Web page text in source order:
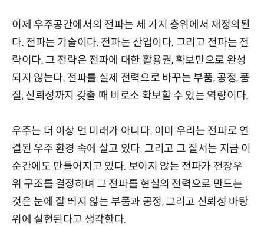
이제 우주공간에서의 전파는 세 가지 층위에서 재정의된
다. 전파는 기술이다. 전파는 산업이다. 그리고 전파는 전
략이다. 그 전략은 전파에 대한 활용권, 확보만으로 완성
되지 않는다. 전파를 실제 전력으로 바꾸는 부품, 공정, 품
질, 신뢰성까지 갖출 때 비로소 확보할 수 있는 역량이다.
우주는 더 이상 먼 미래가 아니다. 이미 우리는 전파로 연
결된 우주 환경 속에 살고 있다. 그리고 그 질서는 지금 이
순간에도 만들어지고 있다. 보이지 않는 전파가 전장우
위 구조를 결정하며 그 전파를 현실의 전력으로 만드는
것은 눈에 잘 띄지 않는 부품과 공정, 그리고 신뢰성 바탕
위에 실현된다고 생각한다.